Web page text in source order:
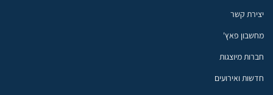
יצירת קשר
מחשבון פאץ'
חברות מיוצגות
חדשות ואירועים